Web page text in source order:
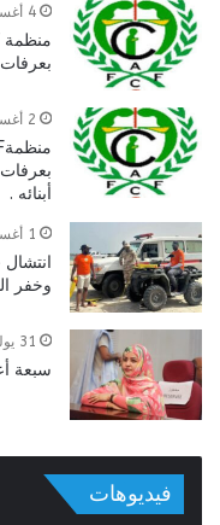
4 أغسطس، 2026
2 أغسطس، 2026
أبنائه .
1 أغسطس، 2026
وخفر
31 يوليو، 2026
سبعة
فيديوهات